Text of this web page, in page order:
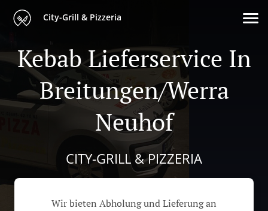
City-Grill & Pizzeria
Kebab Lieferservice In
Breitungen/Werra
Neuhof
CITY-GRILL & PIZZERIA
Wir bieten Abholung und Lieferung an